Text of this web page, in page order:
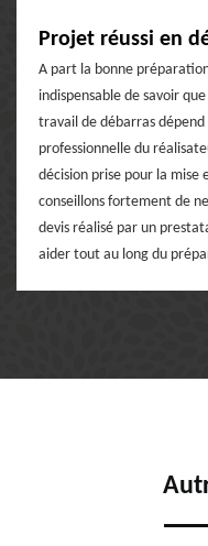
Projet réussi en
A part la bonne
indispensable de savoir
travail de débarras
professionnelle du
décision prise pour la
conseillons fortement de
devis réalisé par un
aider tout au long du